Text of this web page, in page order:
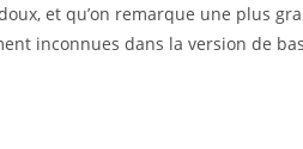
et qu’on remarque une plus
inconnues dans la version de